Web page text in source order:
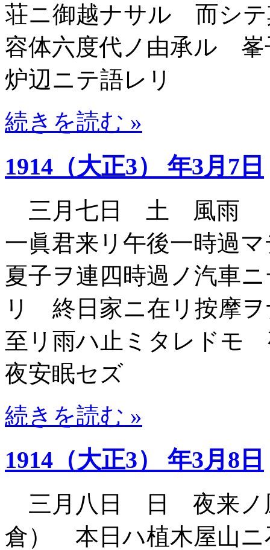
荘ニ御越ナサル 而シ
容体六度代ノ由承ル 峯
炉辺ニテ語レリ
続きを読む »
1914（大正3） 年3月7日
三月七日 土 風雨
一眞君来リ午後一時
夏子ヲ連四時過ノ汽車
リ 終日家ニ在リ按摩
至リ雨ハ止ミタレドモ
夜安眠セズ
続きを読む »
1914（大正3） 年3月8日
三月八日 日 夜来ノ
倉） 本日ハ植木屋山